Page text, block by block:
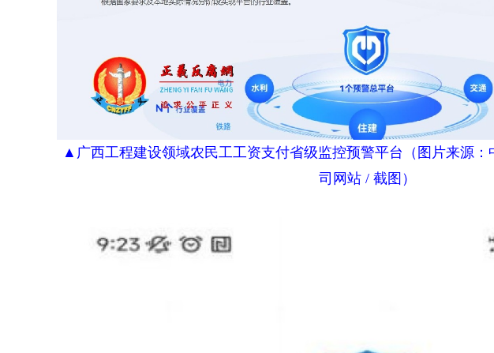
▲广西工程建设领域农民工工资支付省级监控预警平台（图片来源：
司网站 / 截图）